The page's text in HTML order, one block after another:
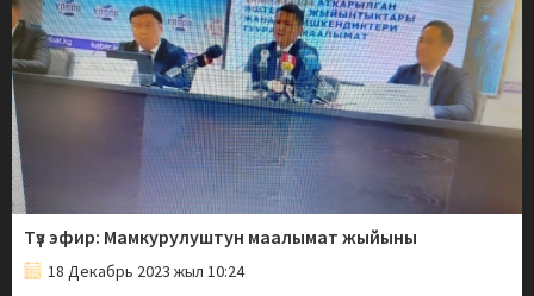
Түз эфир: Мамкурулуштун маалымат жыйыны
18 Декабрь 2023 жыл 10:24